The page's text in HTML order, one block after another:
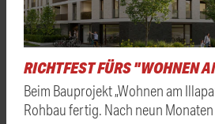
RICHTFEST FÜRS "WOHNEN
Beim Bauprojekt „Wohnen am
Rohbau fertig. Nach neun